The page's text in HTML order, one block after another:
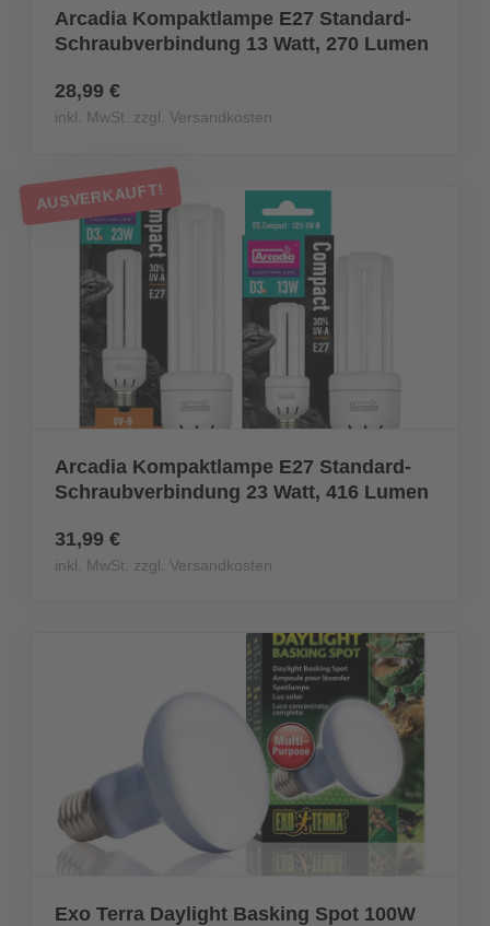
Arcadia Kompaktlampe E27 Standard-
Schraubverbindung 13 Watt, 270 Lumen
28,99 €
inkl. MwSt. zzgl. Versandkosten
Arcadia Kompaktlampe E27 Standard-
Schraubverbindung 23 Watt, 416 Lumen
31,99 €
inkl. MwSt. zzgl. Versandkosten
AUSVERKAUFT!
Exo Terra Daylight Basking Spot 100W